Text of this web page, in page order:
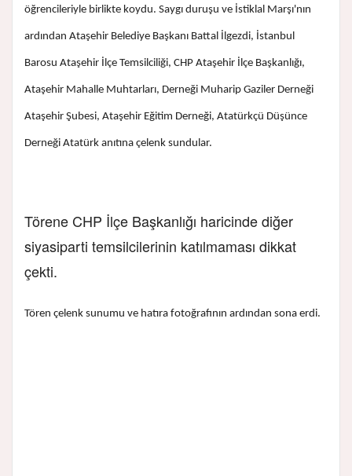
öğrencileriyle birlikte koydu. Saygı duruşu ve İstiklal Marşı'nın
ardından Ataşehir Belediye Başkanı Battal İlgezdi, İstanbul
Barosu Ataşehir İlçe Temsilciliği, CHP Ataşehir İlçe Başkanlığı,
Ataşehir Mahalle Muhtarları, Derneği Muharip Gaziler Derneği
Ataşehir Şubesi, Ataşehir Eğitim Derneği, Atatürkçü Düşünce
Derneği Atatürk anıtına çelenk sundular.
Törene CHP İlçe Başkanlığı haricinde diğer
siyasiparti temsilcilerinin katılmaması dikkat
çekti.
Tören çelenk sunumu ve hatıra fotoğrafının ardından sona erdi.